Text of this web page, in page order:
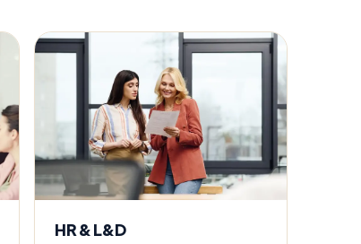
HR & L&D